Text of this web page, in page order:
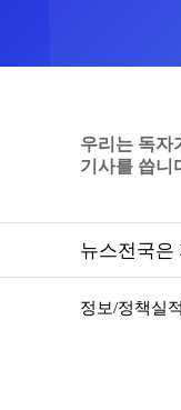
우리는 독자
기사를 씁니
뉴스전국은
정보/정책실